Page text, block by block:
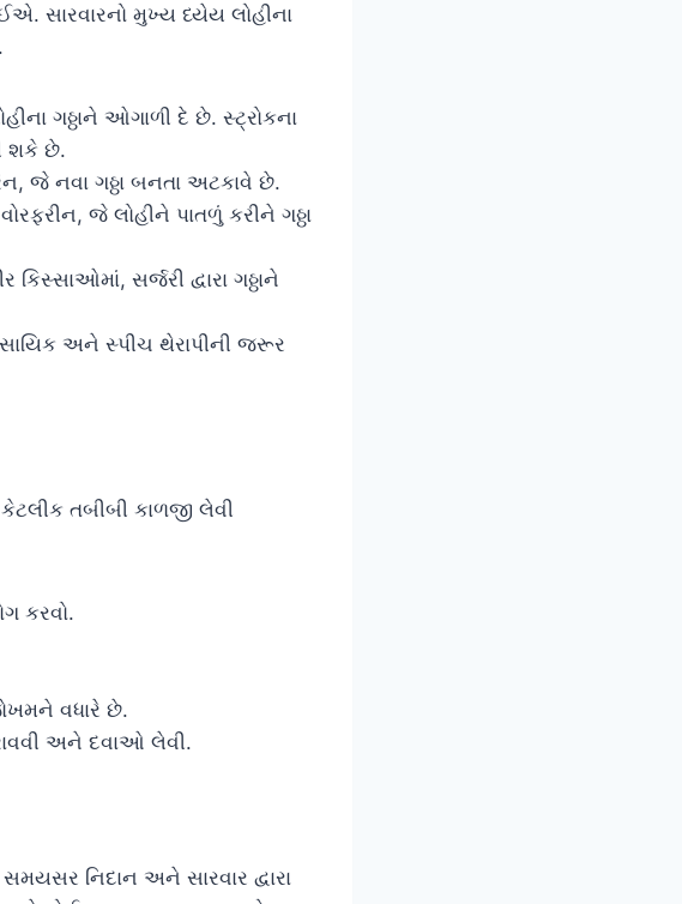
સારવારનો મુખ્ય ધ્યેય લોહીના
ગઠ્ઠાને ઓગાળી દે છે. સ્ટ્રોકના
શકે છે.
જે નવા ગઠ્ઠા બનતા અટકાવે છે.
જે લોહીને પાતળું કરીને ગઠ્ઠા
કિસ્સાઓમાં, સર્જરી દ્વારા ગઠ્ઠાને
અને સ્પીચ થેરાપીની જરૂર
તબીબી કાળજી લેવી
કરવો.
વધારે છે.
અને દવાઓ લેવી.
નિદાન અને સારવાર દ્વારા